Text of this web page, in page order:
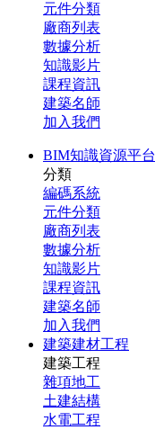
元件分類
廠商列表
數據分析
知識影片
課程資訊
建築名師
加入我們
BIM知識資源平台
分類
編碼系統
元件分類
廠商列表
數據分析
知識影片
課程資訊
建築名師
加入我們
建築建材工程
建築工程
雜項地工
土建結構
水電工程